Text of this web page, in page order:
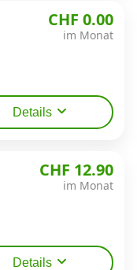
CHF 0.00
im Monat
Details
CHF 12.90
im Monat
Details